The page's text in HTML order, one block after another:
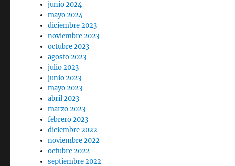
junio 2024
mayo 2024
diciembre 2023
noviembre 2023
octubre 2023
agosto 2023
julio 2023
junio 2023
mayo 2023
abril 2023
marzo 2023
febrero 2023
diciembre 2022
noviembre 2022
octubre 2022
septiembre 2022